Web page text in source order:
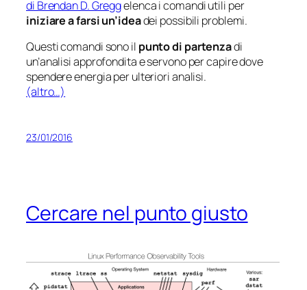
di Brendan D. Greggelenca i comandi utili per
iniziare a farsi un’ideadei possibili problemi.
Questi comandi sono il punto di partenzadi
un’analisi approfondita e servono per capire dove
spendere energia per ulteriori analisi.
(altro…)
23/01/2016
Cercare nel punto giusto